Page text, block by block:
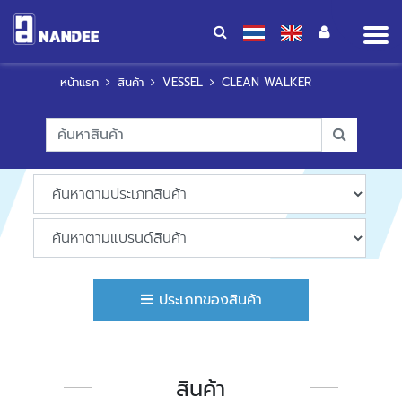
หน้าแรก สินค้า VESSEL CLEAN WALKER
ประเภทของสินค้า
สินค้า